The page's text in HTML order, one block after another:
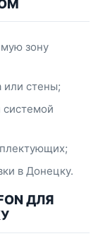
зону
или стены;
системой
в Донецку.
ДЛЯ